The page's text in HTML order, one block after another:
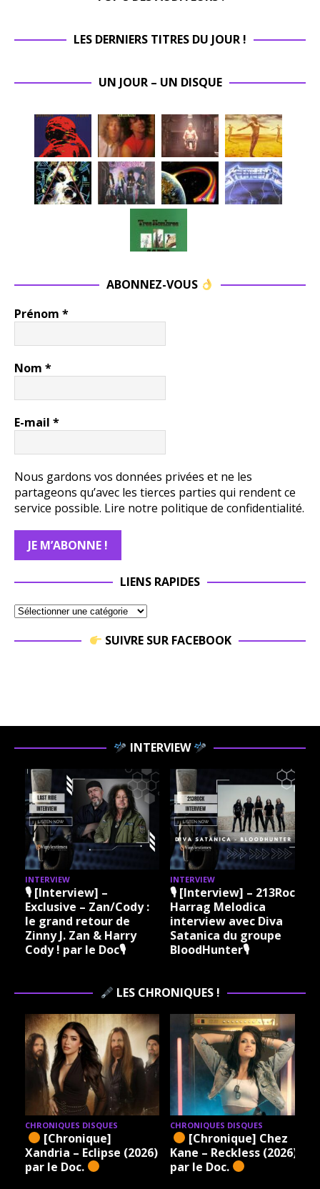
LES DERNIERS TITRES DU JOUR !
UN JOUR – UN DISQUE
ABONNEZ-VOUS
Prénom *
Nom *
E-mail *
Nous gardons vos données privées et ne les
partageons qu’avec les tierces parties qui rendent ce
service possible. Lire notre politique de confidentialité.
LIENS RAPIDES
SUIVRE SUR FACEBOOK
INTERVIEW
INTERVIEW
🎙 [Interview] –
Exclusive – Zan/Cody :
le grand retour de
Zinny J. Zan & Harry
Cody ! par le Doc🎙
INTERVIEW
🎙 [Interview] – 213Rock
Harrag Melodica
interview avec Diva
Satanica du groupe
BloodHunter🎙
LES CHRONIQUES !
CHRONIQUES DISQUES
[Chronique]
Xandria – Eclipse (2026)
par le Doc.
CHRONIQUES DISQUES
[Chronique] Chez
Kane – Reckless (2026)
par le Doc.